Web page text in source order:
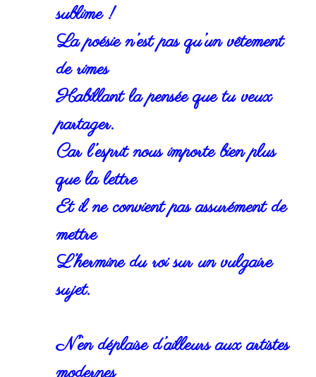
sublime !
La poésie n’est pas qu’un vêtement
de rimes
Habillant la pensée que tu veux
partager.
Car l’esprit nous importe bien plus
que la lettre
Et il ne convient pas assurément de
mettre
L’hermine du roi sur un vulgaire
sujet.
N’en déplaise d’ailleurs aux artistes